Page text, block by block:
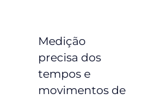
Medição
precisa dos
tempos e
movimentos de